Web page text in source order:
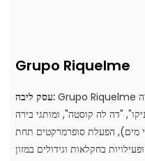
Grupo Riquelme
עסק ליבה: Grupo Riquelme עוסק בעסקים מגוונים, כולל ייצור והפצה
"דה לה קוסטה", ומותגי בירה
מים), הפעלת סופרמרקטים תחת